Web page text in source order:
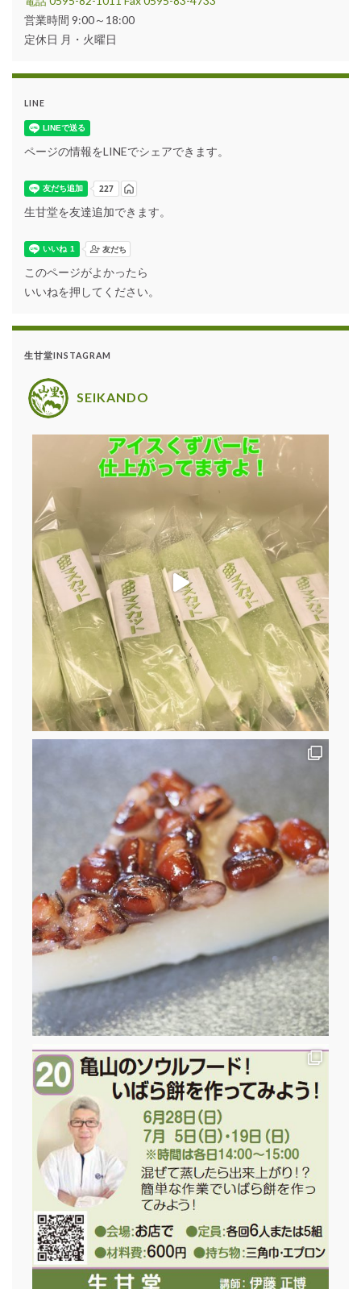
営業時間 9:00～18:00
定休日 月・火曜日
LINE
ページの情報をLINEでシェアできます。
生甘堂を友達追加できます。
このページがよかったら
いいねを押してください。
生甘堂INSTAGRAM
SEIKANDO